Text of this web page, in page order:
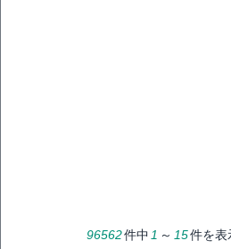
96562件中 1 ～ 15件を表